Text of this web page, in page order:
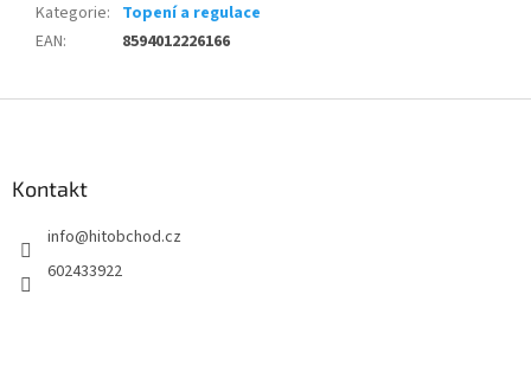
Kategorie: Topení a regulace
EAN: 8594012226166
Kontakt
info@hitobchod.cz
602433922